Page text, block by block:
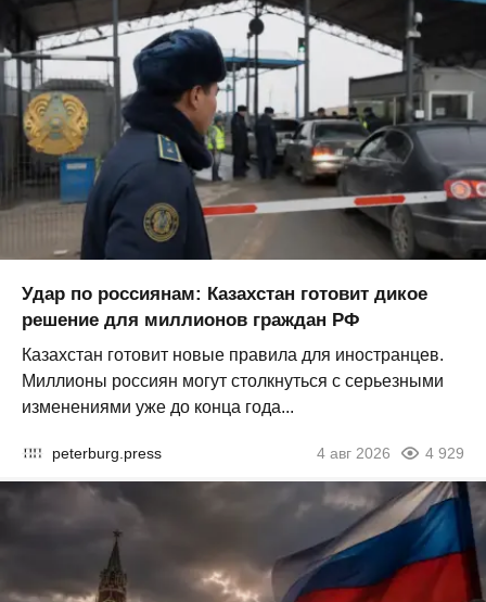
Удар по россиянам: Казахстан готовит дикое
решение для миллионов граждан РФ
Казахстан готовит новые правила для иностранцев.
Миллионы россиян могут столкнуться с серьезными
изменениями уже до конца года...
peterburg.press 4 авг 2026 4 929